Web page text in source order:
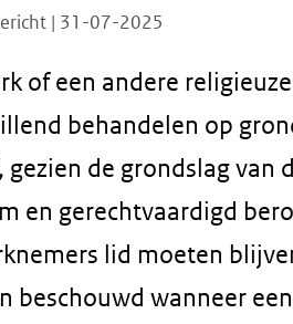
| 31-07-2025
of een andere
behandelen op
gezien de grondslag van
en gerechtvaardigd
lid moeten
beschouwd wanneer